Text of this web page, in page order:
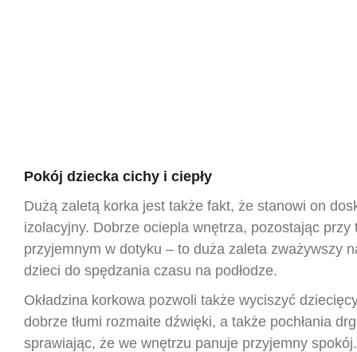
Pokój dziecka cichy i ciepły
Dużą zaletą korka jest także fakt, że stanowi on
izolacyjny. Dobrze ociepla wnętrza, pozostając przy
przyjemnym w dotyku – to duża zaleta zważywszy
dzieci do spędzania czasu na podłodze.
Okładzina korkowa pozwoli także wyciszyć
dobrze tłumi rozmaite dźwięki, a także pochłania
sprawiając, że we wnętrzu panuje przyjemny